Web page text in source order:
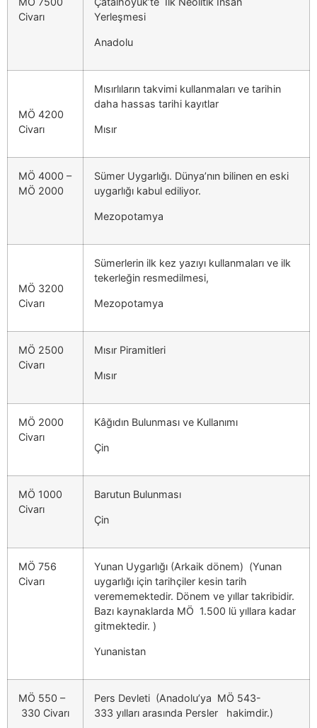
Civarı
Yerleşmesi
Anadolu
MÖ 4200
Civarı
Mısırlıların takvimi kullanmaları ve tarihin
daha hassas tarihi kayıtlar
Mısır
MÖ 4000 –
MÖ 2000
Sümer Uygarlığı. Dünya’nın bilinen en eski
uygarlığı kabul ediliyor.
Mezopotamya
MÖ 3200
Civarı
Sümerlerin ilk kez yazıyı kullanmaları ve ilk
tekerleğin resmedilmesi,
Mezopotamya
MÖ 2500
Civarı
Mısır Piramitleri
Mısır
MÖ 2000
Civarı
Kâğıdın Bulunması ve Kullanımı
Çin
MÖ 1000
Civarı
Barutun Bulunması
Çin
MÖ 756
Civarı
Yunan Uygarlığı (Arkaik dönem) (Yunan
uygarlığı için tarihçiler kesin tarih
verememektedir. Dönem ve yıllar takribidir.
Bazı kaynaklarda MÖ 1.500 lü yıllara kadar
gitmektedir. )
Yunanistan
MÖ 550 –
330 Civarı
Pers Devleti (Anadolu’ya MÖ 543-
333 yılları arasında Persler hakimdir.)